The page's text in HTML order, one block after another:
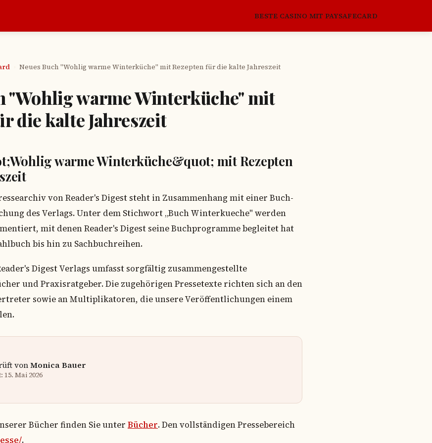
BESTE CASINO MIT PAYSAFECARD
Neues Buch "Wohlig warme Winterküche" mit Rezepten für die kalte Jahreszeit
"Wohlig warme Winterküche" mit
die kalte Jahreszeit
warme Winterküche&quot; mit Rezepten
von Reader's Digest steht in Zusammenhang mit einer Buch-
des Verlags. Unter dem Stichwort „Buch Winterkueche" werden
mit denen Reader's Digest seine Buchprogramme begleitet hat
bis hin zu Sachbuchreihen.
Digest Verlags umfasst sorgfältig zusammengestellte
und Praxisratgeber. Die zugehörigen Pressetexte richten sich an den
sowie an Multiplikatoren, die unsere Veröffentlichungen einem
vonMonica Bauer
Mai 2026
Bücher finden Sie unter Bücher. Den vollständigen Pressebereich
.